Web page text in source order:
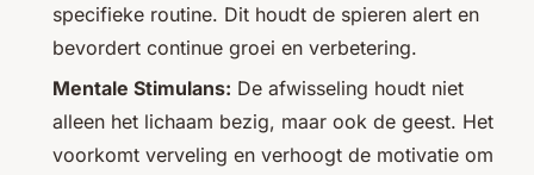
specifieke routine. Dit houdt de spieren alert en
bevordert continue groei en verbetering.
Mentale Stimulans: De afwisseling houdt niet
alleen het lichaam bezig, maar ook de geest. Het
voorkomt verveling en verhoogt de motivatie om